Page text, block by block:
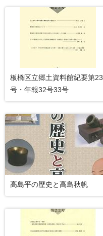
板橋区立郷土資料館紀要第23
号・年報32号33号
高島平の歴史と高島秋帆